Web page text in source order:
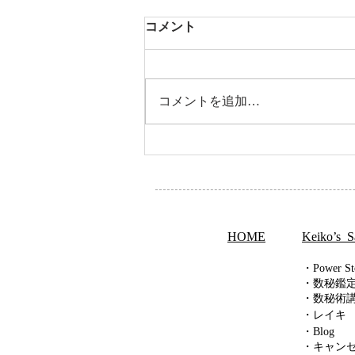
術講座のご感想
コメント
コメントを追加…
HOME Keiko’s
・Power
・数秘鑑
・数秘術
・ レイキ
・Blog
・キャン